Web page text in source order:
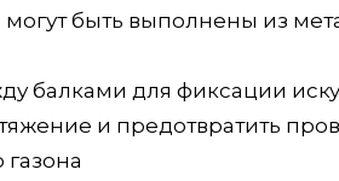
быть выполнены из
балками для фиксации
и предотвратить